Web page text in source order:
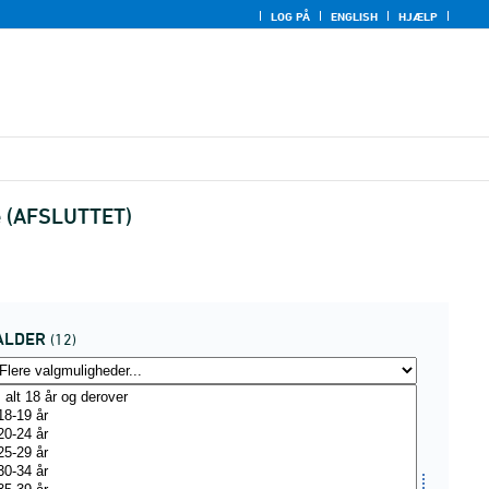
LOG PÅ ENGLISH HJÆLP
(12)